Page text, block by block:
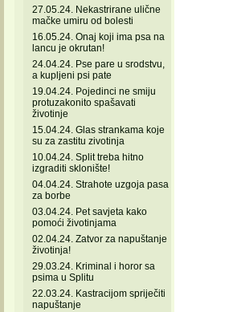
27.05.24. Nekastrirane ulične
mačke umiru od bolesti
16.05.24. Onaj koji ima psa na
lancu je okrutan!
24.04.24. Pse pare u srodstvu,
a kupljeni psi pate
19.04.24. Pojedinci ne smiju
protuzakonito spašavati
životinje
15.04.24. Glas strankama koje
su za zastitu zivotinja
10.04.24. Split treba hitno
izgraditi sklonište!
04.04.24. Strahote uzgoja pasa
za borbe
03.04.24. Pet savjeta kako
pomoći životinjama
02.04.24. Zatvor za napuštanje
životinja!
29.03.24. Kriminal i horor sa
psima u Splitu
22.03.24. Kastracijom spriječiti
napuštanje